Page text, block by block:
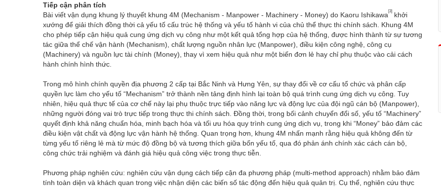
Tiếp cận phân tích
Bài viết vận dụng khung lý thuyết khung 4M (Mechanism - Manpower - Machinery - Money) do Kaoru Ishikawa [3]
khởi
xướng để giải thích đồng thời cả yếu tố cấu trúc hệ thống và yếu tố hành vi của chủ thể thực thi chính sách. Khung 4M
cho phép tiếp cận hiệu quả cung ứng dịch vụ công như một kết quả tổng hợp của hệ thống, được hình thành từ sự tương
tác giữa thể chế vận hành (Mechanism), chất lượng nguồn nhân lực (Manpower), điều kiện công nghệ, công cụ
(Machinery) và nguồn lực tài chính (Money), thay vì xem hiệu quả như một biến đơn lẻ hay chỉ phụ thuộc vào cải cách
hành chính hình thức.
Trong mô hình chính quyền địa phương 2 cấp tại Bắc Ninh và Hưng Yên, sự thay đổi về cơ cấu tổ chức và phân cấp
quyền lực làm cho yếu tố “Mechanism” trở thành nền tảng định hình lại toàn bộ quá trình cung ứng dịch vụ công. Tuy
nhiên, hiệu quả thực tế của cơ chế này lại phụ thuộc trực tiếp vào năng lực và động lực của đội ngũ cán bộ (Manpower),
những người đóng vai trò trực tiếp trong thực thi chính sách. Đồng thời, trong bối cảnh chuyển đổi số, yếu tố “Machinery”
quyết định khả năng chuẩn hóa, minh bạch hóa và tối ưu hóa quy trình cung ứng dịch vụ, trong khi “Money” bảo đảm các
điều kiện vật chất và động lực vận hành hệ thống. Quan trọng hơn, khung 4M nhấn mạnh rằng hiệu quả không đến từ
từng yếu tố riêng lẻ mà từ mức độ đồng bộ và tương thích giữa bốn yếu tố, qua đó phản ánh chính xác cách cán bộ,
công chức trải nghiệm và đánh giá hiệu quả công việc trong thực tiễn.
Phương pháp nghiên cứu: nghiên cứu vận dụng cách tiếp cận đa phương pháp (multi-method approach) nhằm bảo đảm
tính toàn diện và khách quan trong việc nhận diện các biến số tác động đến hiệu quả quản trị. Cụ thể, nghiên cứu thực